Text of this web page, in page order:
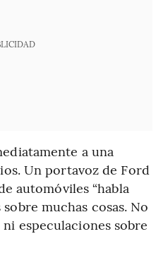
a una
Un portavoz de Ford
automóviles “habla
muchas cosas. No
especulaciones sobre